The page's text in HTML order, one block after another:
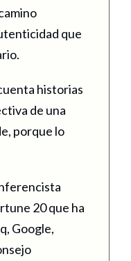
que
historias
de una
porque lo
20 que ha
Google,